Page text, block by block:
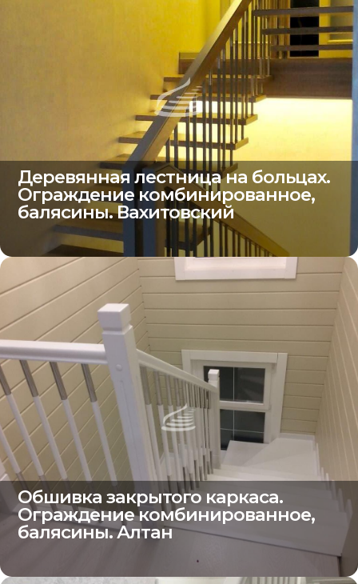
Деревянная лестница на больцах.
Ограждение комбинированное,
балясины. Вахитовский
Обшивка закрытого каркаса.
Ограждение комбинированное,
балясины. Алтан